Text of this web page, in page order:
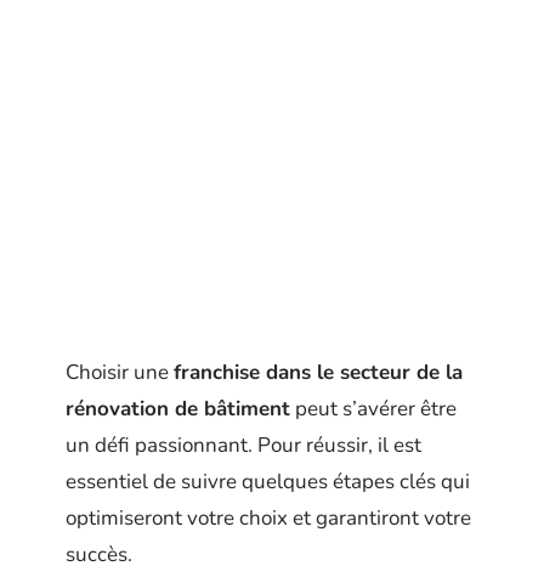
Choisir unefranchise dans le secteur de la
rénovation de bâtiment peut s’avérer être
un défi passionnant. Pour réussir, il est
essentiel de suivre quelques étapes clés qui
optimiseront votre choix et garantiront votre
succès.